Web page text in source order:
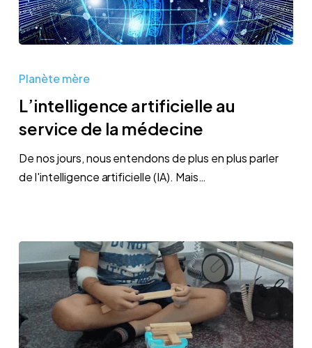
artificielle
service
de
médecine
Planète mère
L’intelligence artificielle au
service de la médecine
De nos jours, nous entendons de plus en plus parler
de l'intelligence artificielle (IA). Mais…